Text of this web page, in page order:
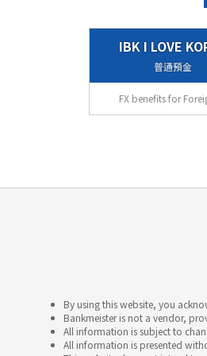
IBK I LOVE
普通預金
FX benefits for
By using this website, you
Bankmeister is not a vendor,
All information is subject to
All information is presented